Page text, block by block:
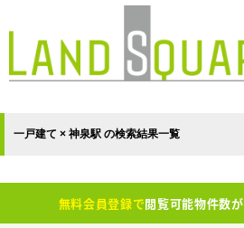
一戸建て × 神泉駅 の検索結果一覧
無料会員登録で閲覧可能物件数が